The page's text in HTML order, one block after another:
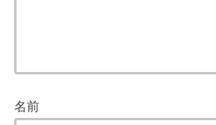
名前